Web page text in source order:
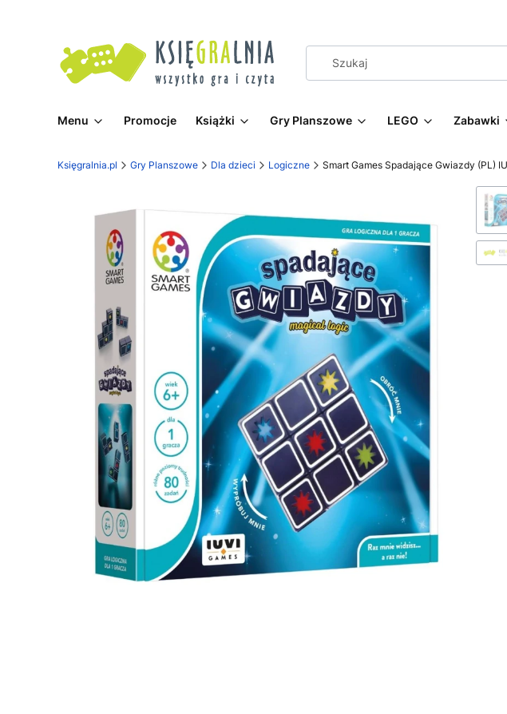
Menu Promocje Książki Gry Planszowe LEGO Zabawki
Księgralnia.pl Gry Planszowe Dla dzieci Logiczne Smart Games Spadające Gwiazdy (PL)